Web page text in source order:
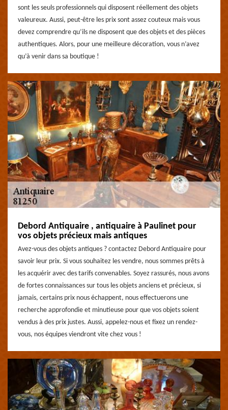
sont les seuls professionnels qui disposent réellement des objets
valeureux. Aussi, peut-être les prix sont assez couteux mais vous
devez comprendre qu’ils ne disposent que des objets et des pièces
authentiques. Alors, pour une meilleure décoration, vous n’avez
qu’à venir dans sa boutique !
Debord Antiquaire , antiquaire à Paulinet pour
vos objets précieux mais antiques
Avez-vous des objets antiques ? contactez Debord Antiquaire pour
savoir leur prix. Si vous souhaitez les vendre, nous sommes prêts à
les acquérir avec des tarifs convenables. Soyez rassurés, nous avons
de fortes connaissances sur tous les objets anciens et précieux, si
jamais, certains prix nous échappent, nous effectuerons une
recherche approfondie et minutieuse pour que vos objets soient
vendus à des prix justes. Aussi, appelez-nous et fixez un rendez-
vous, nos équipes viendront vite chez vous !